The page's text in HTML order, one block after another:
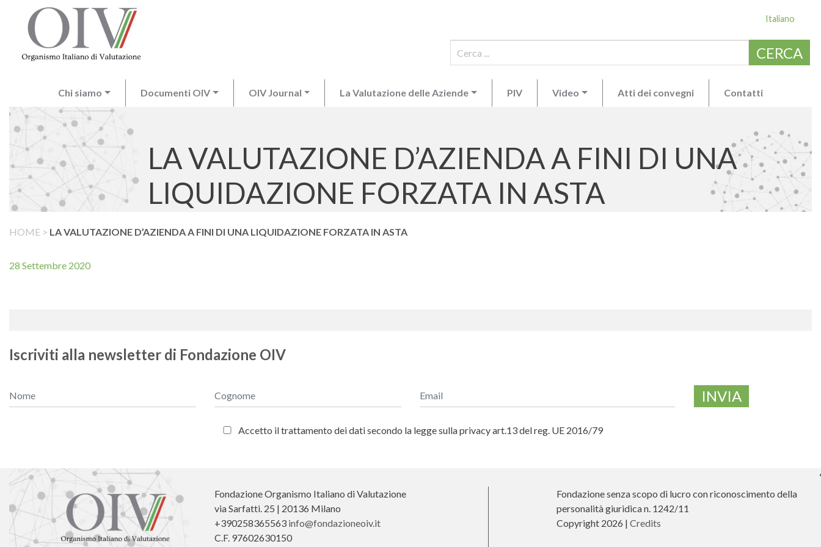
Italiano
CERCA
Chi siamo Documenti OIV OIV Journal La Valutazione delle Aziende PIV Video Atti dei convegni Contatti
LA VALUTAZIONE D’AZIENDA A FINI DI UNA
LIQUIDAZIONE FORZATA IN ASTA
HOME > LA VALUTAZIONE D’AZIENDA A FINI DI UNA LIQUIDAZIONE FORZATA IN ASTA
28 Settembre 2020
Iscriviti alla newsletter di Fondazione OIV
INVIA
Accetto il trattamento dei dati secondo la legge sulla privacy art.13 del reg. UE 2016/79
Fondazione Organismo Italiano di Valutazione
via Sarfatti. 25 | 20136 Milano
+390258365563 info@fondazioneoiv.it
C.F. 97602630150
Fondazione senza scopo di lucro con riconoscimento della
personalità giuridica n. 1242/11
Copyright 2026 | Credits